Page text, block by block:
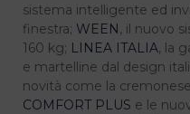
sistema intelligente ed
finestra; WEEN, il nuovo
160 kg; LINEA ITALIA, la
e martelline dal design
novità come la
COMFORT PLUS e le